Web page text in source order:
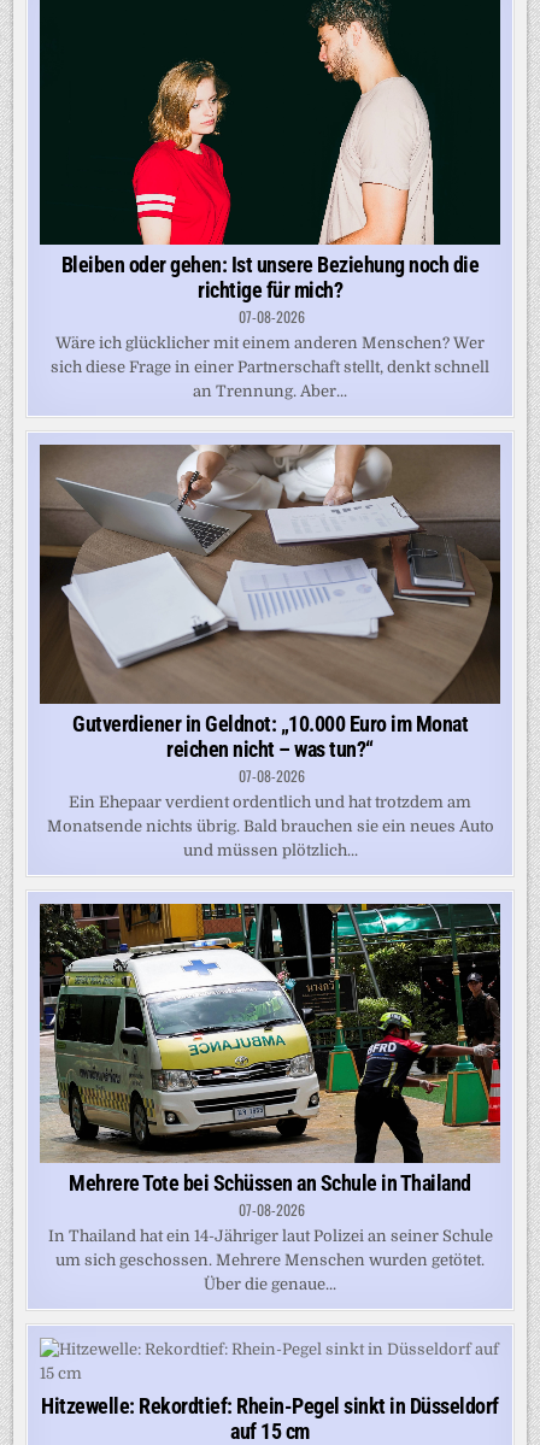
Bleiben oder gehen: Ist unsere Beziehung noch die
richtige für mich?
07-08-2026
Wäre ich glücklicher mit einem anderen Menschen? Wer
sich diese Frage in einer Partnerschaft stellt, denkt schnell
an Trennung. Aber...
Gutverdiener in Geldnot: „10.000 Euro im Monat
reichen nicht – was tun?“
07-08-2026
Ein Ehepaar verdient ordentlich und hat trotzdem am
Monatsende nichts übrig. Bald brauchen sie ein neues Auto
und müssen plötzlich...
Mehrere Tote bei Schüssen an Schule in Thailand
07-08-2026
In Thailand hat ein 14-Jähriger laut Polizei an seiner Schule
um sich geschossen. Mehrere Menschen wurden getötet.
Über die genaue...
Hitzewelle: Rekordtief: Rhein-Pegel sinkt in Düsseldorf
auf 15 cm